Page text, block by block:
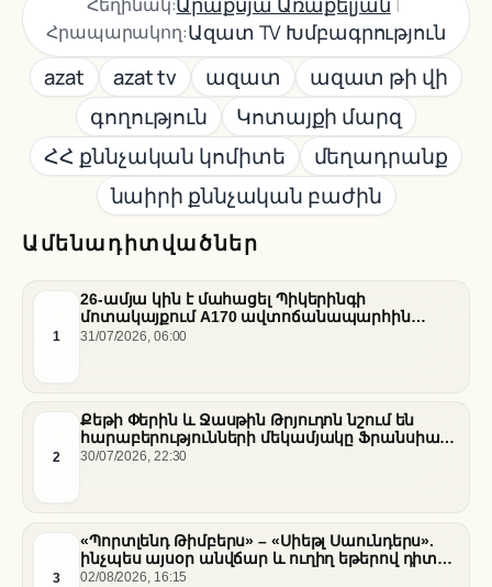
Ամենադիտվածներ
1
26-ամյա կին է մահացել Պիկերինգի
մոտակայքում A170 ավտոճանապարհին
տեղի ունեցած վթարի հետևանքով
31/07/2026, 06:00
2
Քեթի Փերին և Ջասթին Թրյուդոն նշում են
հարաբերությունների մեկամյակը Ֆրանսիայի
հարավում
30/07/2026, 22:30
3
«Պորտլենդ Թիմբերս» – «Սիեթլ Սաունդերս».
ինչպես այսօր անվճար և ուղիղ եթերով դիտել
հանդիպումը
02/08/2026, 16:15
Հրապարակող:Ազատ TV Խմբագրություն
azat azat tv ազատ
ազատ թի վի
գողություն
Կոտայքի մարզ
ՀՀ քննչական կոմիտե
մեղադրանք
նաիրի քննչական բաժին